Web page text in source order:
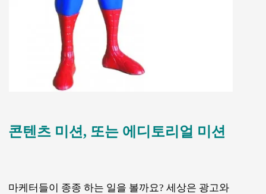
콘텐츠 미션, 또는 에디토리얼 미션
마케터들이 종종 하는 일을 볼까요? 세상은 광고와